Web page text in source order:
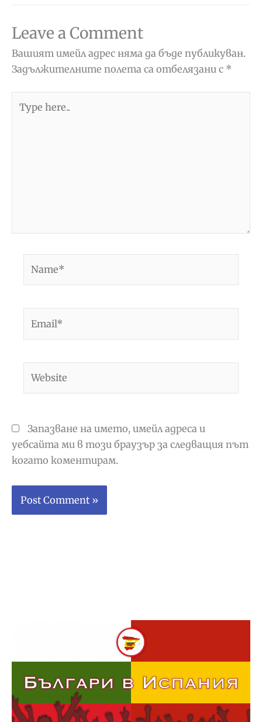
Leave a Comment
Вашият имейл адрес няма да бъде публикуван.
Задължителните полета са отбелязани с *
here..
Запазване на името, имейл адреса и
уебсайта ми в този браузър за следващия път
когато коментирам.